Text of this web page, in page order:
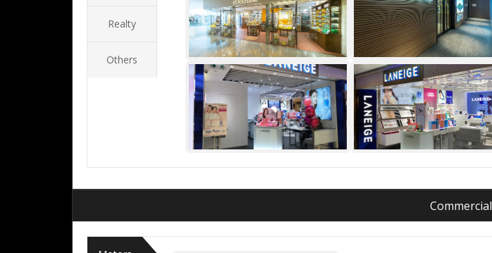
Realty
Others
L Occitane L Occitane
Laneige Laneige
Commercial